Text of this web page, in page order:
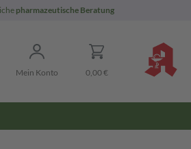
pharmazeutische Beratung
Mein Konto 0,00 €